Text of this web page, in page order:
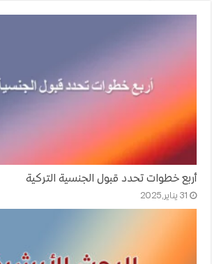
أربع خطوات تحدد قبول الجنسية التركية
31 يناير,2025